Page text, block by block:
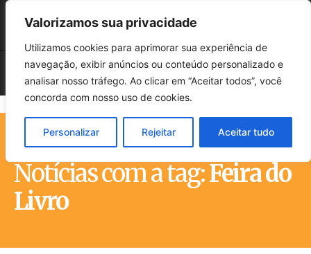
Valorizamos sua privacidade
Utilizamos cookies para aprimorar sua experiência de
navegação, exibir anúncios ou conteúdo personalizado e
analisar nosso tráfego. Ao clicar em “Aceitar todos”, você
concorda com nosso uso de cookies.
Personalizar Rejeitar Aceitar tudo
Notícias com a tag:Feira do
Livro